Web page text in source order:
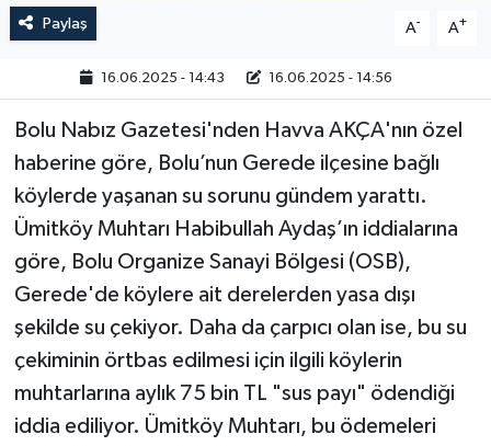
Paylaş A- A+
16.06.2025 - 14:43 16.06.2025 - 14:56
Bolu Nabız Gazetesi'nden Havva AKÇA'nın özel
haberine göre, Bolu’nun Gerede ilçesine bağlı
köylerde yaşanan su sorunu gündem yarattı.
Ümitköy Muhtarı Habibullah Aydaş’ın iddialarına
göre, Bolu Organize Sanayi Bölgesi (OSB),
Gerede'de köylere ait derelerden yasa dışı
şekilde su çekiyor. Daha da çarpıcı olan ise, bu su
çekiminin örtbas edilmesi için ilgili köylerin
muhtarlarına aylık 75 bin TL "sus payı" ödendiği
iddia ediliyor. Ümitköy Muhtarı, bu ödemeleri